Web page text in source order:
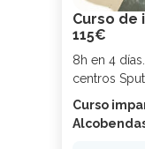
Curso de
115€
8h en 4
centros
Curso